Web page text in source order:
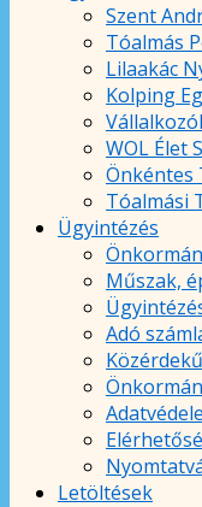
Szent
Tóalmás
Lilaakác
Kolping
WOL Élet
Önkéntes
Tóalmási
Ügyintézés
Műszak,
Adó
Letöltések